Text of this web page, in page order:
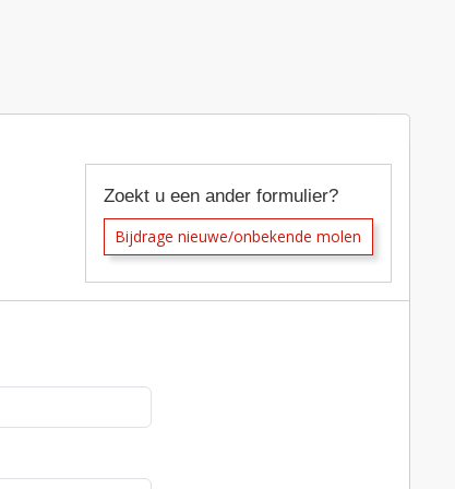
Zoekt u een ander formulier?
Bijdrage nieuwe/onbekende molen